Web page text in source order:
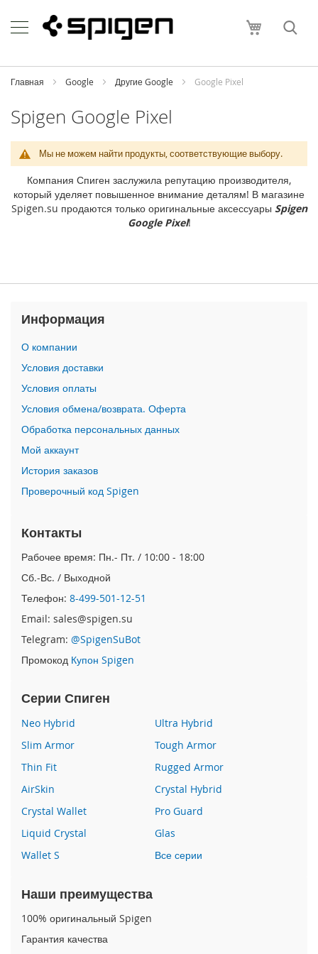
to
Content
Моя
h
o
i
P
h
e
1
M
P
h
o
n
e
1
7
P
r
o
i
o
n
e
A
i
r
i
P
h
e
7
P
h
o
n
1
6
P
o
a
Главная Google Другие Google Google Pixel
Spigen Google Pixel
Мы не можем найти продукты, соответствующие выбору.
Компания Спиген заслужила репутацию производителя,
который уделяет повышенное внимание деталям! В магазине
Spigen.su продаются только оригинальные аксессуары Spigen
Google Pixel!
Информация
О компании
Условия доставки
Условия оплаты
Условия обмена/возврата. Оферта
Обработка персональных данных
Мой аккаунт
История заказов
Проверочный код Spigen
Контакты
Рабочее время: Пн.- Пт. / 10:00 - 18:00
Сб.-Вс. / Выходной
Телефон: 8-499-501-12-51
Email: sales@spigen.su
Telegram: @SpigenSuBot
Промокод Купон Spigen
Серии Спиген
Neo Hybrid
Ultra Hybrid
Slim Armor
Tough Armor
Thin Fit
Rugged Armor
AirSkin
Crystal Hybrid
Crystal Wallet
Pro Guard
Liquid Crystal
Glas
Wallet S
Все серии
Наши преимущества
100% оригинальный Spigen
Гарантия качества